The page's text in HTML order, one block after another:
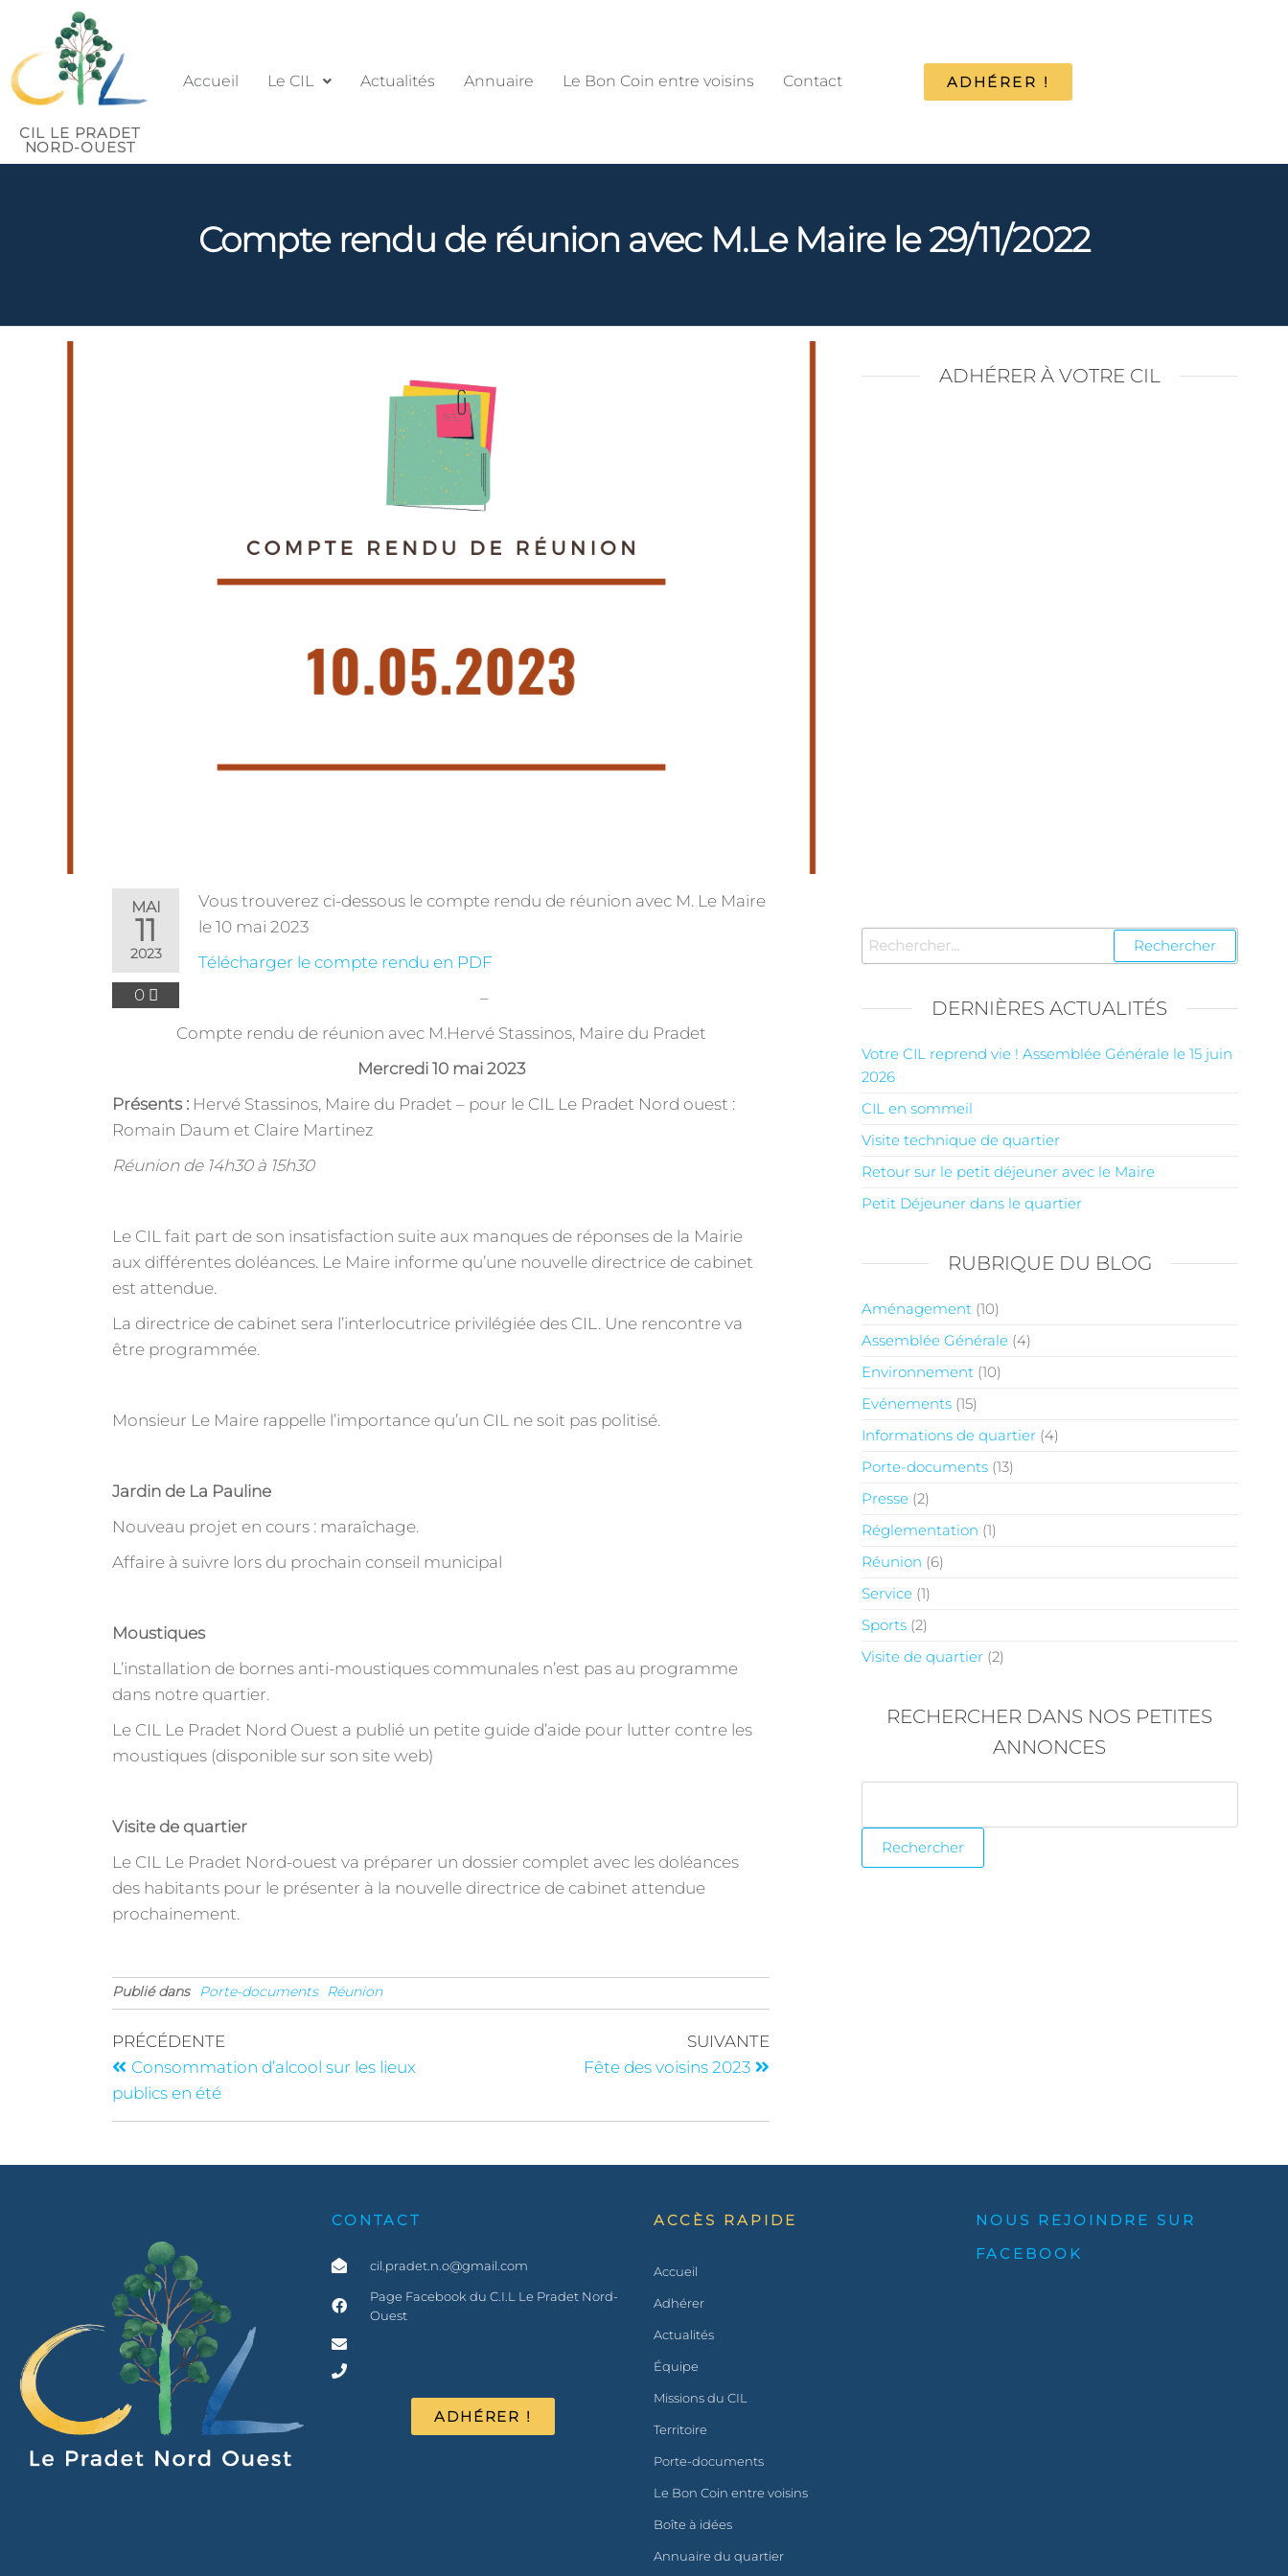
CIL LE PRADET
NORD-OUEST
Accueil Le CIL Actualités Annuaire Le Bon Coin entre voisins Contact ADHÉRER !
Compte rendu de réunion avec M.Le Maire le 29/11/2022
MAI
11
2023
0
Vous trouverez ci-dessous le compte rendu de réunion avec M. Le Maire
le 10 mai 2023
Télécharger le compte rendu en PDF
–
Compte rendu de réunion avec M.Hervé Stassinos, Maire du Pradet
Mercredi 10 mai 2023
Présents : Hervé Stassinos, Maire du Pradet – pour le CIL Le Pradet Nord ouest :
Romain Daum et Claire Martinez
Réunion de 14h30 à 15h30
Le CIL fait part de son insatisfaction suite aux manques de réponses de la Mairie
aux différentes doléances. Le Maire informe qu’une nouvelle directrice de cabinet
est attendue.
La directrice de cabinet sera l’interlocutrice privilégiée des CIL. Une rencontre va
être programmée.
Monsieur Le Maire rappelle l’importance qu’un CIL ne soit pas politisé.
Jardin de La Pauline
Nouveau projet en cours : maraîchage.
Affaire à suivre lors du prochain conseil municipal
Moustiques
L’installation de bornes anti-moustiques communales n’est pas au programme
dans notre quartier.
Le CIL Le Pradet Nord Ouest a publié un petite guide d’aide pour lutter contre les
moustiques (disponible sur son site web)
Visite de quartier
Le CIL Le Pradet Nord-ouest va préparer un dossier complet avec les doléances
des habitants pour le présenter à la nouvelle directrice de cabinet attendue
prochainement.
Publié dans Porte-documents Réunion
PRÉCÉDENTE
Consommation d’alcool sur les lieux
publics en été
SUIVANTE
Fête des voisins 2023
ADHÉRER À VOTRE CIL
DERNIÈRES ACTUALITÉS
Votre CIL reprend vie ! Assemblée Générale le 15 juin
2026
CIL en sommeil
Visite technique de quartier
Retour sur le petit déjeuner avec le Maire
Petit Déjeuner dans le quartier
RUBRIQUE DU BLOG
Aménagement (10)
Assemblée Générale(4)
Environnement (10)
Evénements(15)
Informations de quartier(4)
Porte-documents(13)
Presse(2)
Réglementation (1)
Réunion (6)
Service(1)
Sports(2)
Visite de quartier(2)
RECHERCHER DANS NOS PETITES
ANNONCES
CONTACT
cil.pradet.n.o@gmail.com
Page Facebook du C.I.L Le Pradet Nord-
Ouest
ADHÉRER !
ACCÈS RAPIDE
Accueil
Adhérer
Actualités
Équipe
Missions du CIL
Territoire
Porte-documents
Le Bon Coin entre voisins
Boîte à idées
Annuaire du quartier
NOUS REJOINDRE SUR
FACEBOOK